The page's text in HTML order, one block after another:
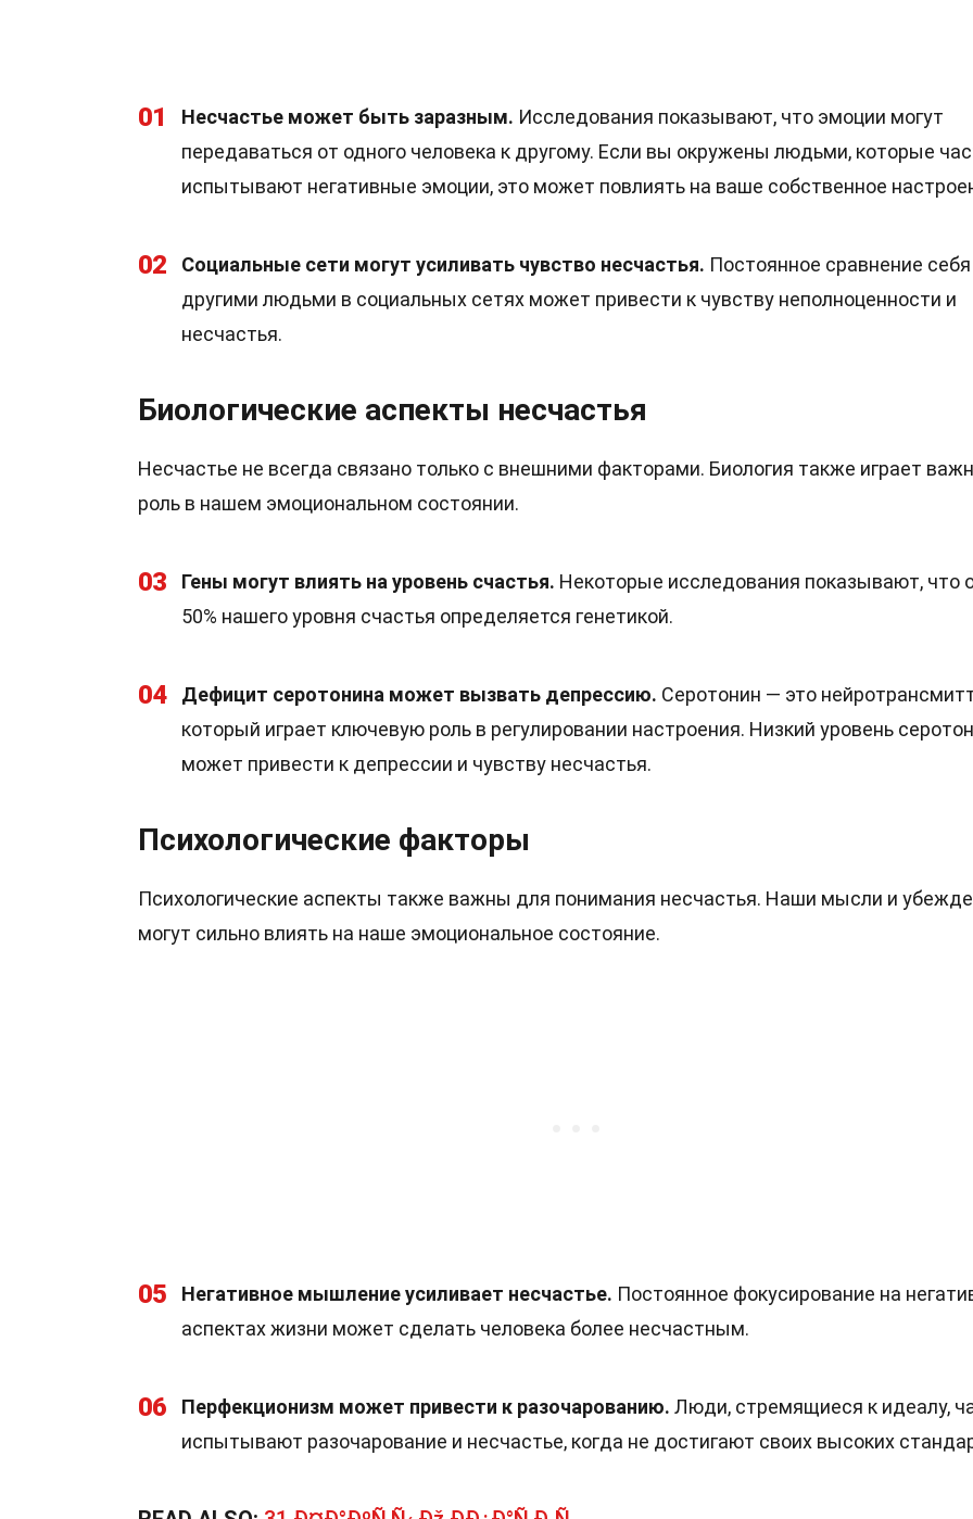
01 Несчастье может быть заразным. Исследования показывают, что эмоции могут
передаваться от одного человека к другому. Если вы окружены людьми, которые
испытывают негативные эмоции, это может повлиять на ваше собственное
02 Социальные сети могут усиливать чувство несчастья. Постоянное сравнение себя
другими людьми в социальных сетях может привести к чувству неполноценности и
несчастья.
Биологические аспекты несчастья
Несчастье не всегда связано только с внешними факторами. Биология также играет
роль в нашем эмоциональном состоянии.
03 Гены могут влиять на уровень счастья. Некоторые исследования показывают, что
50% нашего уровня счастья определяется генетикой.
04 Дефицит серотонина может вызвать депрессию. Серотонин — это
который играет ключевую роль в регулировании настроения. Низкий уровень
может привести к депрессии и чувству несчастья.
Психологические факторы
Психологические аспекты также важны для понимания несчастья. Наши мысли и
могут сильно влиять на наше эмоциональное состояние.
05 Негативное мышление усиливает несчастье. Постоянное фокусирование на
аспектах жизни может сделать человека более несчастным.
06 Перфекционизм может привести к разочарованию. Люди, стремящиеся к идеалу,
испытывают разочарование и несчастье, когда не достигают своих высоких